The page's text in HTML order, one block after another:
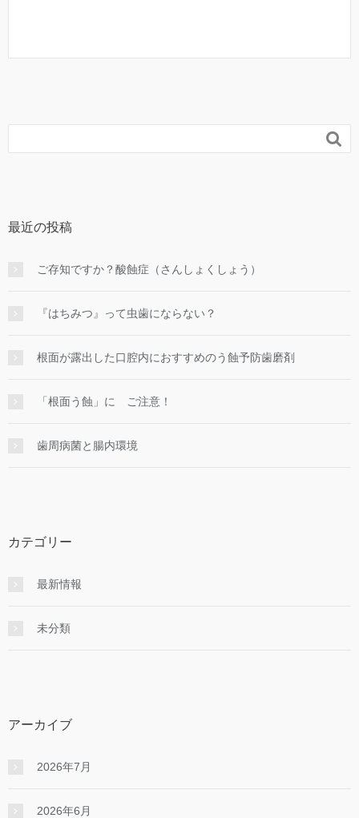

最近の投稿
ご存知ですか？酸蝕症（さんしょくしょう）
『はちみつ』って虫歯にならない？
根面が露出した口腔内におすすめのう蝕予防歯磨剤
「根面う蝕」に ご注意！
歯周病菌と腸内環境
カテゴリー
最新情報
未分類
アーカイブ
2026年7月
2026年6月